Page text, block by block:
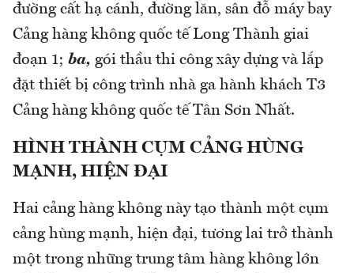
đường cất hạ cánh, đường lăn, sân đỗ máy bay
Cảng hàng không quốc tế Long Thành giai
đoạn 1; ba, gói thầu thi công xây dựng và lắp
đặt thiết bị công trình nhà ga hành khách T3
Cảng hàng không quốc tế Tân Sơn Nhất.
HÌNH THÀNH CỤM CẢNG HÙNG
MẠNH, HIỆN ĐẠI
Hai cảng hàng không này tạo thành một cụm
cảng hùng mạnh, hiện đại, tương lai trở thành
một trong những trung tâm hàng không lớn